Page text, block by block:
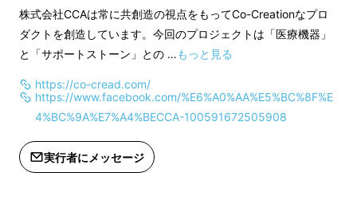
橋本：そうだね。特に最近は地震やウイルスな
ラっと変わったから「健康」に対する関心事が
大分変ったよね～。今までは「病気にならな
「どう豊かに人生を送るか」というような関心
事に移ってきたんだと思う。
株式会社CCAは常に共創造の視点をもってCo-Creationなプロ
ダクトを創造しています。今回のプロジェクトは「医療機器」
と「サポートストーン」との …もっと見る
https://co-cread.com/
https://www.facebook.com/%E6%A0%AA%E5%BC%8F%E
4%BC%9A%E7%A4%BECCA-100591672505908
実行者にメッセージ